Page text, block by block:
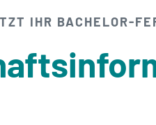
IHR BACHELOR-